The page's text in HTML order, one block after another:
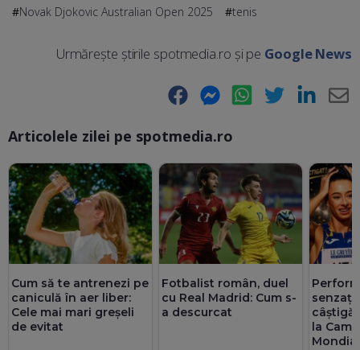
Novak Djokovic Australian Open 2025
tenis
Urmărește știrile spotmedia.ro și pe Google News
Facebook Messenger WhatsApp Twitter LinkedIn
Articolele zilei pe spotmedia.ro
Cum să te antrenezi pe
caniculă în aer liber:
Cele mai mari greșeli
de evitat
Fotbalist român, duel
cu Real Madrid: Cum s-
a descurcat
câștigă
la